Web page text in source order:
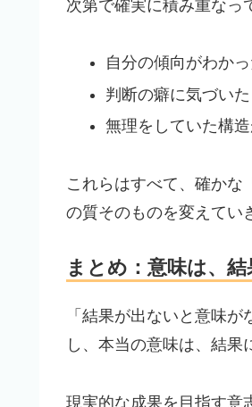
次第で確実に積み重なっ
自分の傾向がわかっ
判断の癖に気づいた
無理をしていた構
これらはすべて、確かな
の質そのものを変えてい
まとめ：意味は、
「結果が出ないと意味
し、本当の意味は、結果
現実的な成果を目指す意